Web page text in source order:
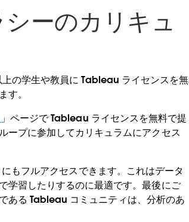
ーのカリキュ
の学生や教員に Tableau ライセンスを無
す。
」ページで Tableau ライセンスを無料で提
ープに参加してカリキュラムにアクセス
もフルアクセスできます。これはデータ
学習したりするのに最適です。最後にご
ある Tableau コミュニティは、分析のあ